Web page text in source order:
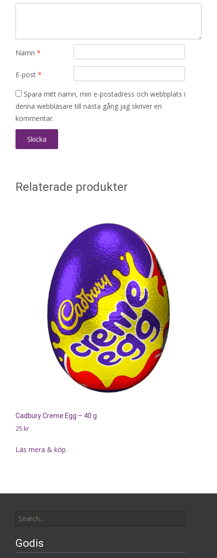
Namn *
E-post *
Spara mitt namn, min e-postadress och webbplats i
denna webbläsare till nästa gång jag skriver en
kommentar.
Relaterade produkter
Cadbury Creme Egg – 40 g
25 kr
Läs mera & köp
for:
Godis